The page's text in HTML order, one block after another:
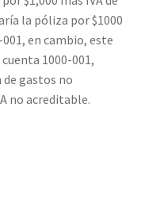
la póliza por $1000
001, en cambio, este
1000-001,
de gastos no
no acreditable.